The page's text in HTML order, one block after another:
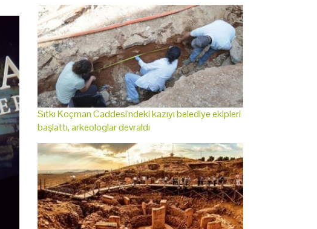
Sıtkı Koçman Caddesi'ndeki kazıyı belediye ekipleri
başlattı, arkeologlar devraldı